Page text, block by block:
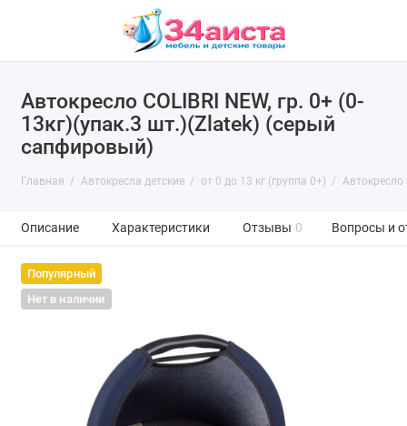
Автокресло COLIBRI NEW, гр. 0+ (0-
13кг)(упак.3 шт.)(Zlatek) (серый
сапфировый)
Главная Автокресла детские от 0 до 13 кг (группа 0+) Автокресло
Описание Характеристики Отзывы 0 Вопросы и
Популярный
Нет в наличии